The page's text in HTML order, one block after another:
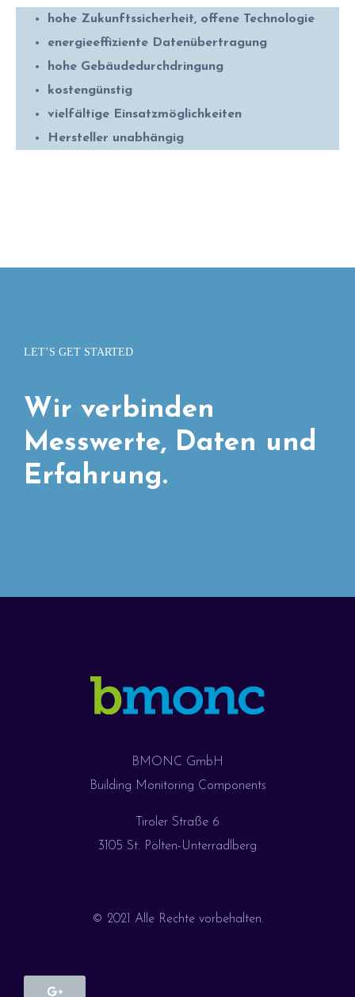
hohe Zukunftssicherheit, offene Technologie
energieeffiziente Datenübertragung
hohe Gebäudedurchdringung
kostengünstig
vielfältige Einsatzmöglichkeiten
Hersteller unabhängig
LET’S GET STARTED
Wir verbinden
Messwerte, Daten und
Erfahrung.
BMONC GmbH
Building Monitoring Components
Tiroler Straße 6
3105 St. Pölten-Unterradlberg
© 2021 Alle Rechte vorbehalten.